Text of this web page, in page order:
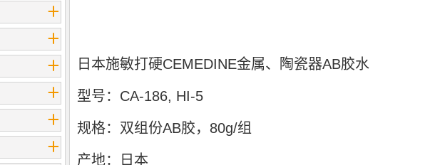
日本施敏打硬CEMEDINE金属、陶瓷器AB胶水
型号：CA-186, HI-5
规格：双组份AB胶，80g/组
产地：日本